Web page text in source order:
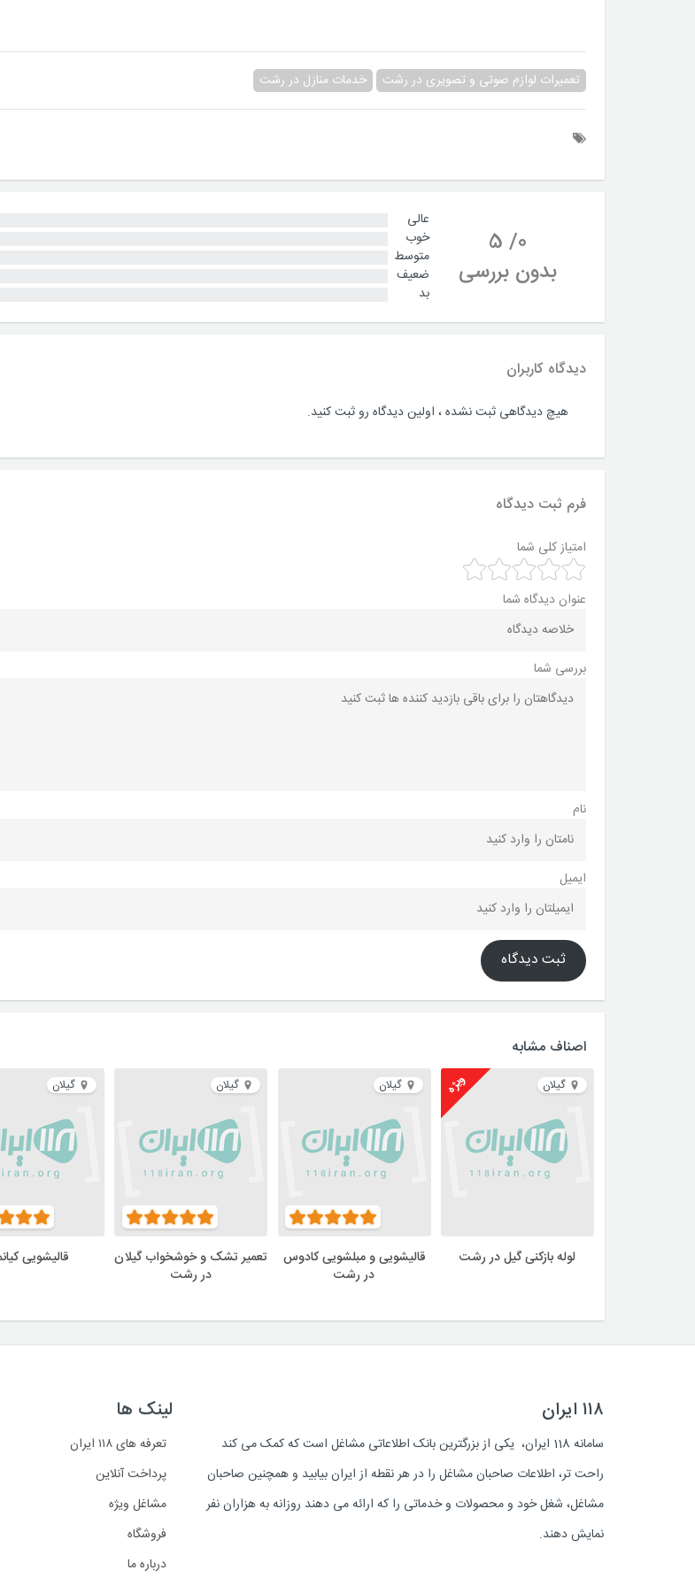
تعمیرات لوازم صوتی و تصویری در رشت خدمات منازل در رشت
0
/
5
بدون بررسی
عالی
خوب
متوسط
ضعیف
بد
دیدگاه کاربران
هیچ دیدگاهی ثبت نشده ، اولین دیدگاه رو ثبت کنید.
فرم ثبت دیدگاه
امتیاز کلی شما
عنوان دیدگاه شما
بررسی شما
نام
ایمیل
ثبت دیدگاه
اصناف مشابه
گیلان ویژه
لوله بازکنی گیل در رشت
گیلان
قالیشویی و مبلشویی کادوس
در رشت
گیلان
تعمیر تشک و خوشخواب گیلان
در رشت
گیلان
قالیشویی
۱۱۸ ایران
سامانه 118 ایران، یکی از بزرگترین بانک اطلاعاتی مشاغل است که کمک می کند
راحت تر، اطلاعات صاحبان مشاغل را در هر نقطه از ایران بیابید و همچنین صاحبان
مشاغل، شغل خود و محصولات و خدماتی را که ارائه می دهند روزانه به هزاران نفر
نمایش دهند.
لینک ها
تعرفه های ۱۱۸ ایران
پرداخت آنلاین
مشاغل ویژه
فروشگاه
درباره ما